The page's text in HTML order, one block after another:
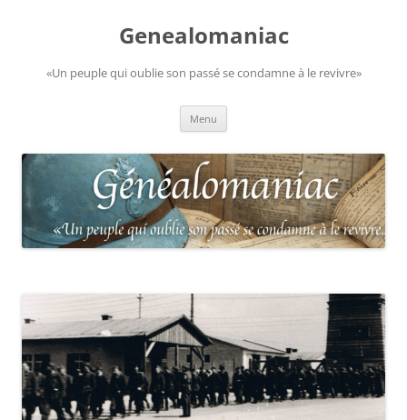
Genealomaniac
«Un peuple qui oublie son passé se condamne à le revivre»
Menu